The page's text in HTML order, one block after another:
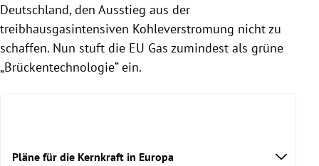
Deutschland, den Ausstieg aus der
treibhausgasintensiven Kohleverstromung nicht zu
schaffen. Nun stuft die EU Gas zumindest als grüne
„Brückentechnologie“ ein.
Pläne für die Kernkraft in Europa